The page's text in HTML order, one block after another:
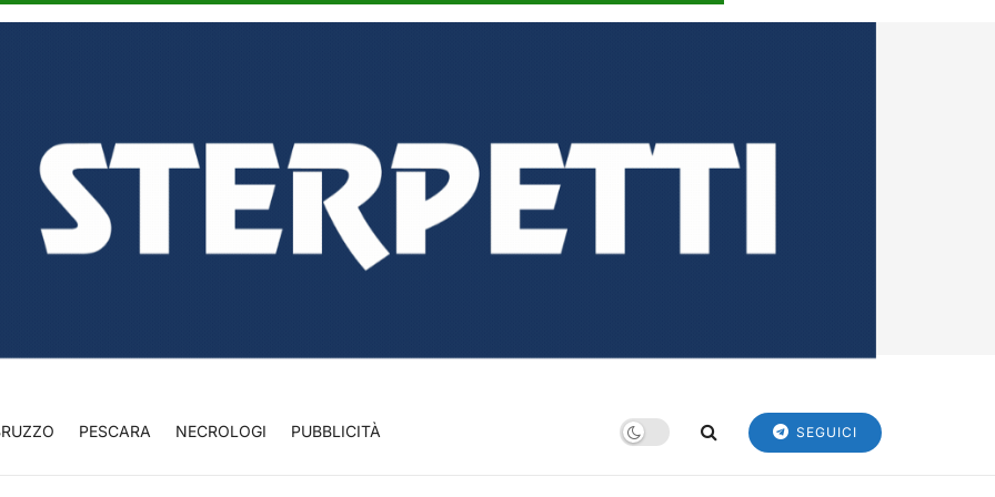
PESCARA NECROLOGI PUBBLICITÀ SEGUICI